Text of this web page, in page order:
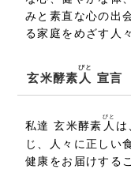
みと素直な心の出
る家庭をめざす人
玄米酵素 人
びと
宣言
私達 玄米酵素 人
びと
は
じ、人々に正しい
健康をお届けする